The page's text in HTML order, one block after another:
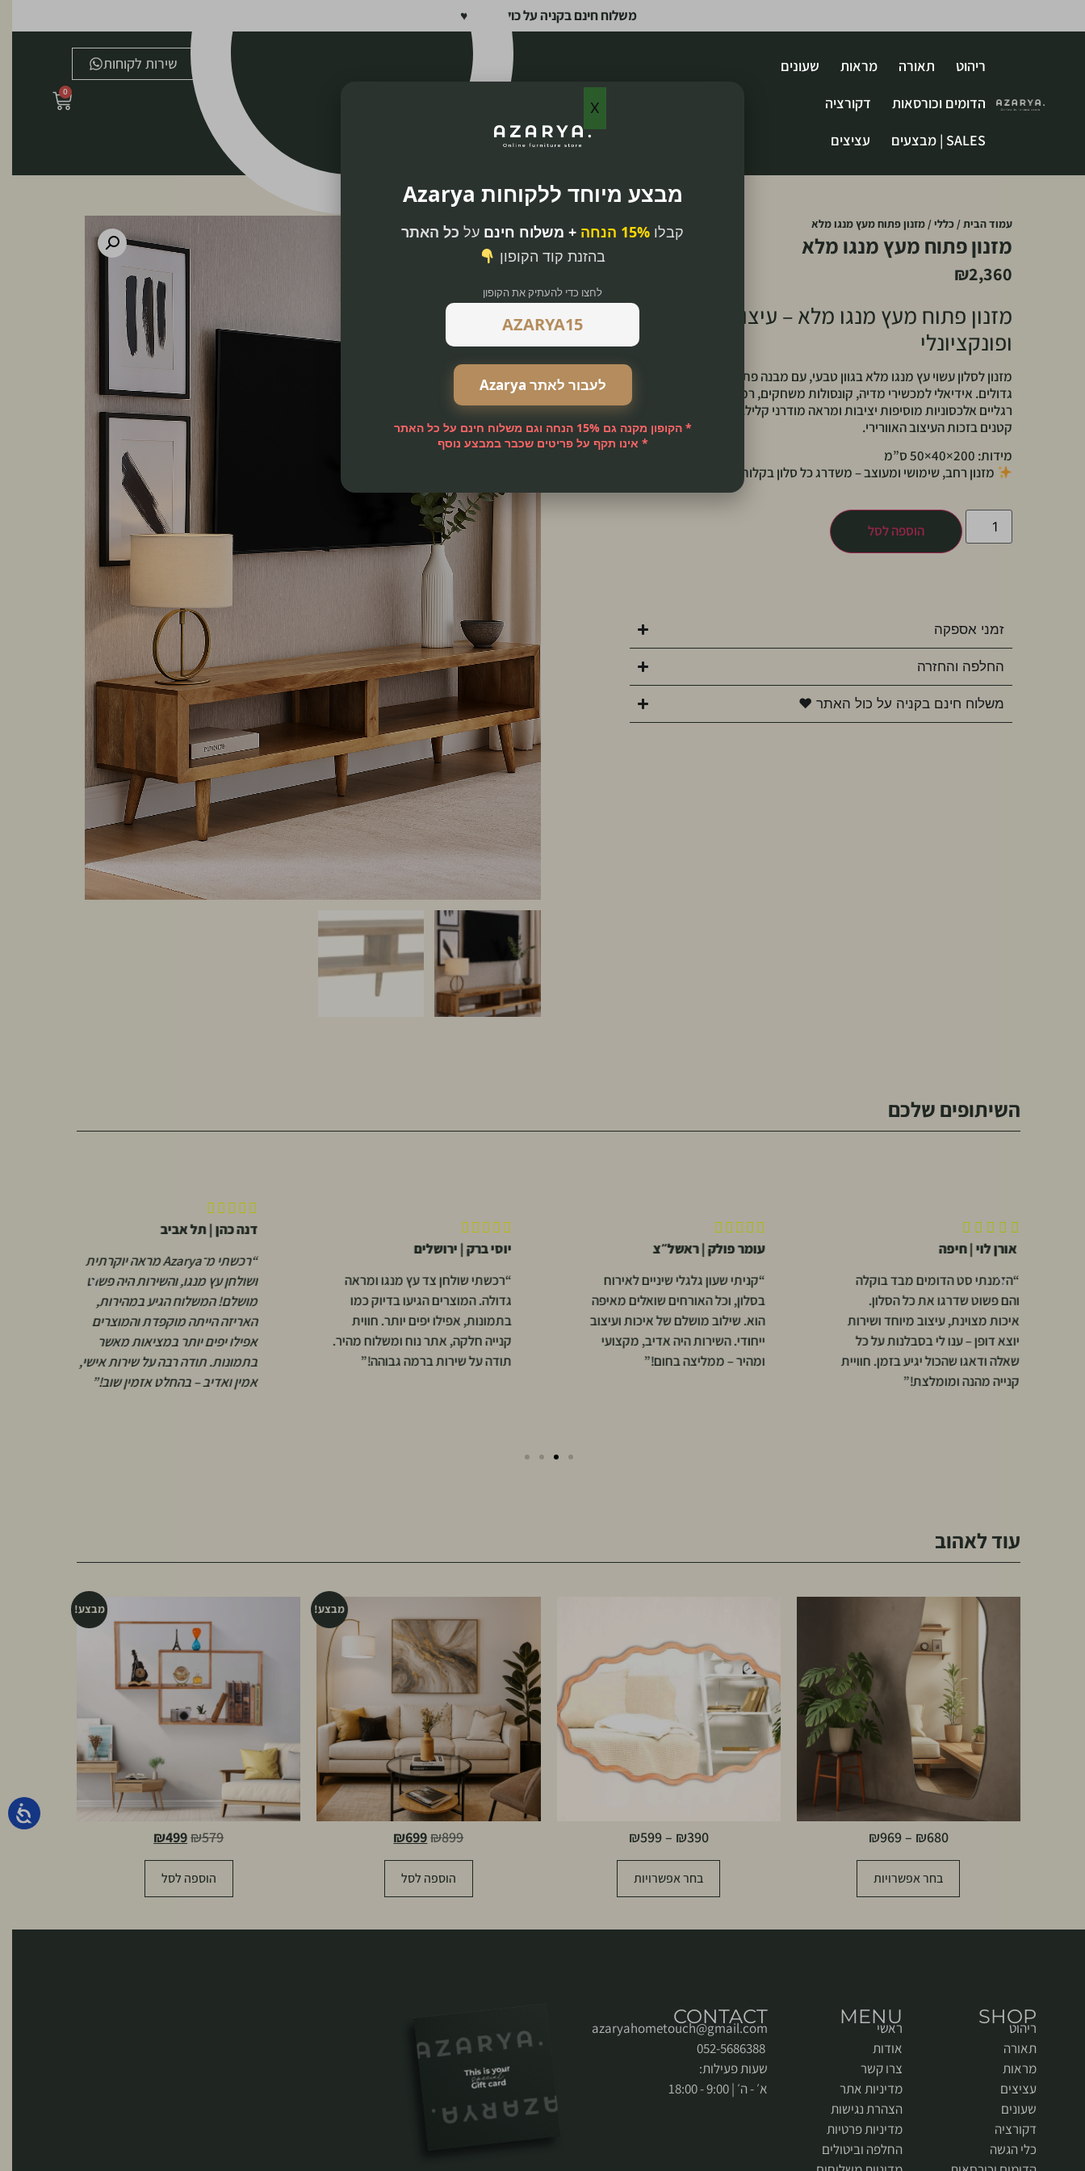
משלוח חינם בקניה על כול האתר ♥
ריהוט תאורה מראות
שעונים
הדומים וכורסאות
דקורציה
SALES | מבצעים
עציצים
0
שירות לקוחות
עמוד הבית/כללי/ מזנון פתוח מעץ מנגו מלא
מזנון פתוח מעץ מנגו מלא
₪2,360
מזנון פתוח מעץ מנגו מלא – עיצוב נקי
ופונקציונלי
מזנון לסלון עשוי עץ מנגו מלא בגוון טבעי, עם מבנה פתוח ושני תאי אחסון
גדולים. אידיאלי למכשירי מדיה, קונסולות משחקים, רמקולים או פריטי נוי.
רגליים אלכסוניות מוסיפות יציבות ומראה מודרני קליל. מתאים גם לחללים
קטנים בזכות העיצוב האוורירי.
מידות: 200×40×50 ס”מ
מזנון רחב, שימושי ומעוצב – משדרג כל סלון בקלות.
הוספה לסל
זמני אספקה
החלפה והחזרה
משלוח חינם בקניה על כול האתר ♥
השיתופים שלכם





אורן לוי | חיפה
“הזמנתי סט הדומים מבד בוקלה
והם פשוט שדרגו את כל הסלון.
איכות מצוינת, עיצוב מיוחד ושירות
יוצא דופן – ענו לי בסבלנות על כל
שאלה ודאגו שהכול יגיע בזמן. חוויית
קנייה מהנה ומומלצת!”





עומר פולק | ראשל״צ
“קניתי שעון גלגלי שיניים לאירוח
בסלון, וכל האורחים שואלים מאיפה
הוא. שילוב מושלם של איכות ועיצוב
ייחודי. השירות היה אדיב, מקצועי
ומהיר – ממליצה בחום!”





יוסי ברק | ירושלים
“רכשתי שולחן צד עץ מנגו ומראה
גדולה. המוצרים הגיעו בדיוק כמו
בתמונות, אפילו יפים יותר. חווית
קנייה חלקה, אתר נוח ומשלוח מהיר.
תודה על שירות ברמה גבוהה!”





דנה כהן | תל אביב
“רכשתי מ־Azarya מראה יוקרתית
ושולחן עץ מנגו, והשירות היה פשוט
מושלם! המשלוח הגיע במהירות,
האריזה הייתה מוקפדת והמוצרים
אפילו יפים יותר במציאות מאשר
בתמונות. תודה רבה על שירות אישי,
אמין ואדיב – בהחלט אזמין שוב!”
עוד לאהוב
₪680
–
₪969
בחר אפשרויות
₪390
–
₪599
בחר אפשרויות
מבצע!
₪899
₪699
הוספה לסל
מבצע!
₪579
₪499
הוספה לסל
SHOP
ריהוט
תאורה
מראות
עציצים
שעונים
דקורציה
כלי הגשה
MENU
ראשי
אודות
צרו קשר
מדיניות אתר
הצהרת נגישות
מדיניות פרטיות
החלפה וביטולים
CONTACT
azaryahometouch@gmail.com
שעות פעילות:
א׳ - ה׳ | 9:00 - 18:00
מבצע מיוחד ללקוחות Azarya
קבלו 15% הנחה + משלוח חינם על כל האתר
בהזנת קוד הקופון
לחצו כדי להעתיק את הקופון
לעבור לאתר Azarya
* הקופון מקנה גם 15% הנחה וגם משלוח חינם על כל האתר
* אינו תקף על פריטים שכבר במבצע נוסף
X